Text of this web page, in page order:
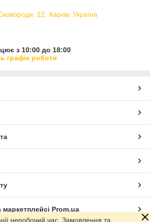
22, Харків, Україна
з 10:00 до 18:00
графік роботи
Prom.ua
неробочий час. Замовлення та